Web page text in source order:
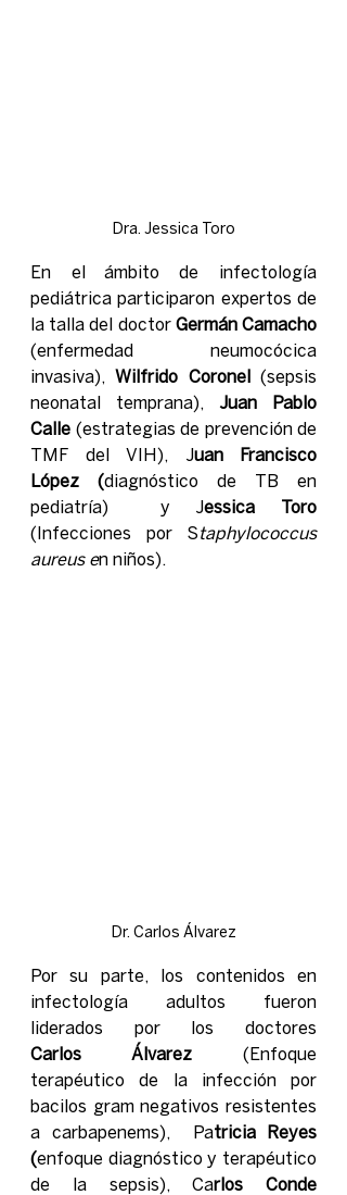
Dra. Jessica Toro
En el ámbito de infectología
pediátrica participaron expertos de
la talla del doctor Germán Camacho
(enfermedad neumocócica
invasiva), Wilfrido Coronel
(sepsis
neonatal temprana), Juan Pablo
Calle (estrategias de prevención de
TMF del VIH), Juan Francisco
López (diagnóstico de TB en
pediatría)  y J
(Infecciones por S taphylococcus
aureus en niños).
Dr. Carlos Álvarez
Por su parte, los contenidos en
infectología adultos fueron
Carlos Álvarez (Enfoque
terapéutico de la infección por
bacilos gram negativos resistentes
a carbapenems),  Patricia Reyes
(enfoque diagnóstico y terapéutico
de la sepsis), Carlos Conde